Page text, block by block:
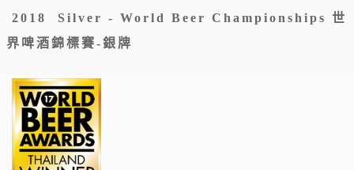
2018 Silver - World Beer Championships 世
界啤酒錦標賽-銀牌